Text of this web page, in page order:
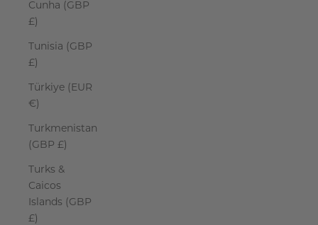
Cunha (GBP
£)
Tunisia (GBP
£)
Türkiye (EUR
€)
Turkmenistan
(GBP £)
Turks &
Caicos
Islands (GBP
£)